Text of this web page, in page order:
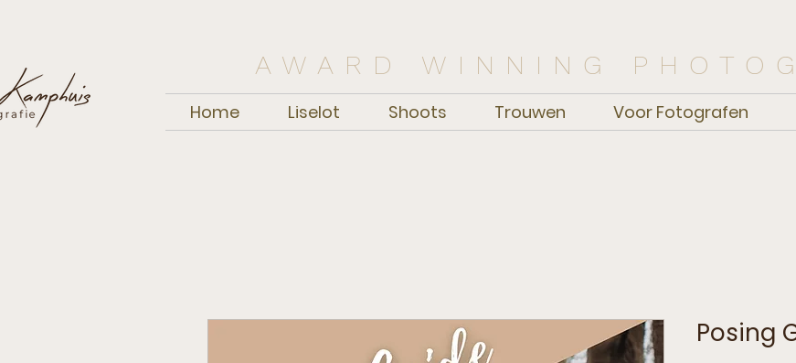
AWARD WINNING
Home Liselot Shoots Trouwen Voor Fotografen
Posing